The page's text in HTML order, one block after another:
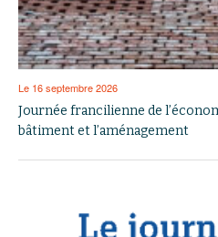
Le 16 septembre 2026
Journée francilienne de
bâtiment et l’aménagement